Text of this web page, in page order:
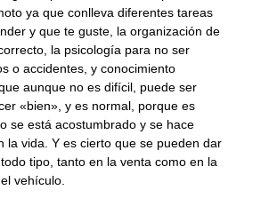
ya que conlleva diferentes tareas
y que te guste, la organización de
la psicología para no ser
o accidentes, y conocimiento
aunque no es difícil, puede ser
«bien», y es normal, porque es
se está acostumbrado y se hace
la vida. Y es cierto que se pueden dar
tipo, tanto en la venta como en la
vehículo.